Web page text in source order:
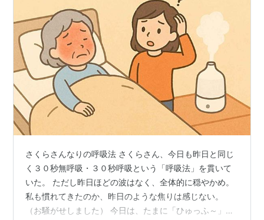
さくらさんなりの呼吸法 さくらさん、今日も昨日と同じ
く３０秒無呼吸・３０秒呼吸という「呼吸法」を貫いて
いた。 ただし昨日ほどの波はなく、全体的に穏やかめ。
私も慣れてきたのか、昨日のような焦りは感じない。
（お騒がせしました） 今日は、たまに「ひゅっふ～」と